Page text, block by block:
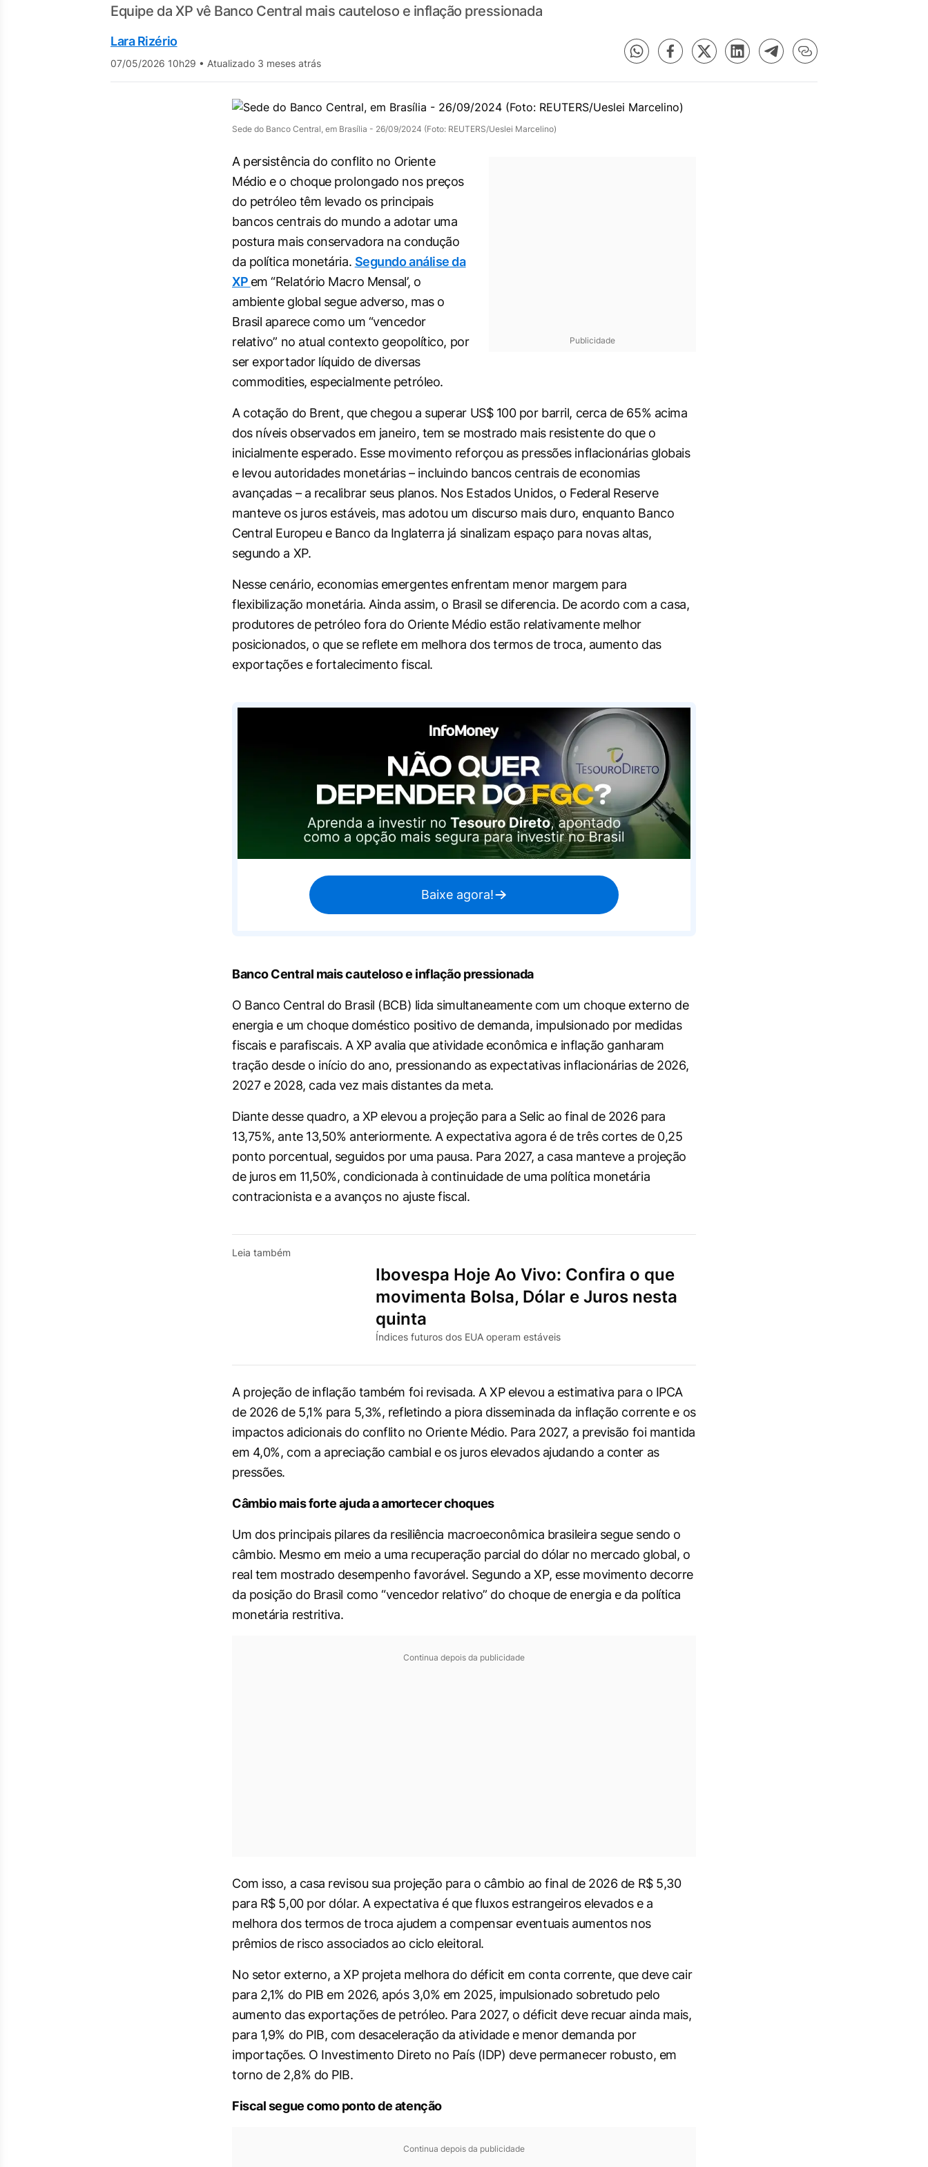
Equipe da XP vê Banco Central mais cauteloso e inflação pressionada
Lara Rizério
07/05/2026 10h29 • Atualizado 3 meses atrás
Sede do Banco Central, em Brasília - 26/09/2024 (Foto: REUTERS/Ueslei Marcelino)
Publicidade
A persistência do conflito no Oriente
Médio e o choque prolongado nos preços
do petróleo têm levado os principais
bancos centrais do mundo a adotar uma
postura mais conservadora na condução
da política monetária. Segundo análise da
XP em “Relatório Macro Mensal’, o
ambiente global segue adverso, mas o
Brasil aparece como um “vencedor
relativo” no atual contexto geopolítico, por
ser exportador líquido de diversas
commodities, especialmente petróleo.
A cotação do Brent, que chegou a superar US$ 100 por barril, cerca de 65% acima
dos níveis observados em janeiro, tem se mostrado mais resistente do que o
inicialmente esperado. Esse movimento reforçou as pressões inflacionárias globais
e levou autoridades monetárias – incluindo bancos centrais de economias
avançadas – a recalibrar seus planos. Nos Estados Unidos, o Federal Reserve
manteve os juros estáveis, mas adotou um discurso mais duro, enquanto Banco
Central Europeu e Banco da Inglaterra já sinalizam espaço para novas altas,
segundo a XP.
Nesse cenário, economias emergentes enfrentam menor margem para
flexibilização monetária. Ainda assim, o Brasil se diferencia. De acordo com a casa,
produtores de petróleo fora do Oriente Médio estão relativamente melhor
posicionados, o que se reflete em melhora dos termos de troca, aumento das
exportações e fortalecimento fiscal.
Baixe agora!
Banco Central mais cauteloso e inflação pressionada
O Banco Central do Brasil (BCB) lida simultaneamente com um choque externo de
energia e um choque doméstico positivo de demanda, impulsionado por medidas
fiscais e parafiscais. A XP avalia que atividade econômica e inflação ganharam
tração desde o início do ano, pressionando as expectativas inflacionárias de 2026,
2027 e 2028, cada vez mais distantes da meta.
Diante desse quadro, a XP elevou a projeção para a Selic ao final de 2026 para
13,75%, ante 13,50% anteriormente. A expectativa agora é de três cortes de 0,25
ponto porcentual, seguidos por uma pausa. Para 2027, a casa manteve a projeção
de juros em 11,50%, condicionada à continuidade de uma política monetária
contracionista e a avanços no ajuste fiscal.
Leia também
Ibovespa Hoje Ao Vivo: Confira o que
movimenta Bolsa, Dólar e Juros nesta
quinta
Índices futuros dos EUA operam estáveis
A projeção de inflação também foi revisada. A XP elevou a estimativa para o IPCA
de 2026 de 5,1% para 5,3%, refletindo a piora disseminada da inflação corrente e os
impactos adicionais do conflito no Oriente Médio. Para 2027, a previsão foi mantida
em 4,0%, com a apreciação cambial e os juros elevados ajudando a conter as
pressões.
Câmbio mais forte ajuda a amortecer choques
Um dos principais pilares da resiliência macroeconômica brasileira segue sendo o
câmbio. Mesmo em meio a uma recuperação parcial do dólar no mercado global, o
real tem mostrado desempenho favorável. Segundo a XP, esse movimento decorre
da posição do Brasil como “vencedor relativo” do choque de energia e da política
monetária restritiva.
Continua depois da publicidade
Com isso, a casa revisou sua projeção para o câmbio ao final de 2026 de R$ 5,30
para R$ 5,00 por dólar. A expectativa é que fluxos estrangeiros elevados e a
melhora dos termos de troca ajudem a compensar eventuais aumentos nos
prêmios de risco associados ao ciclo eleitoral.
No setor externo, a XP projeta melhora do déficit em conta corrente, que deve cair
para 2,1% do PIB em 2026, após 3,0% em 2025, impulsionado sobretudo pelo
aumento das exportações de petróleo. Para 2027, o déficit deve recuar ainda mais,
para 1,9% do PIB, com desaceleração da atividade e menor demanda por
importações. O Investimento Direto no País (IDP) deve permanecer robusto, em
torno de 2,8% do PIB.
Fiscal segue como ponto de atenção
Continua depois da publicidade